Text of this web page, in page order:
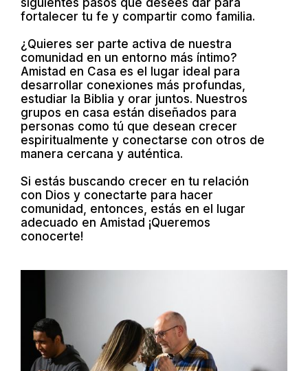
siguientes pasos que desees dar para
fortalecer tu fe y compartir como familia.
¿Quieres ser parte activa de nuestra
comunidad en un entorno más íntimo?
Amistad en Casa es el lugar ideal para
desarrollar conexiones más profundas,
estudiar la Biblia y orar juntos. Nuestros
grupos en casa están diseñados para
personas como tú que desean crecer
espiritualmente y conectarse con otros de
manera cercana y auténtica.
Si estás buscando crecer en tu relación
con Dios y conectarte para hacer
comunidad, entonces, estás en el lugar
adecuado en Amistad ¡Queremos
conocerte!